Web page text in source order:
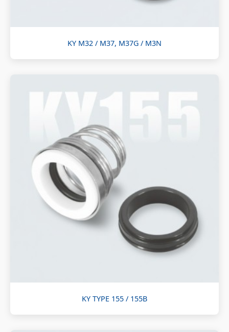
KY M32 / M37, M37G / M3N
KY TYPE 155 / 155B